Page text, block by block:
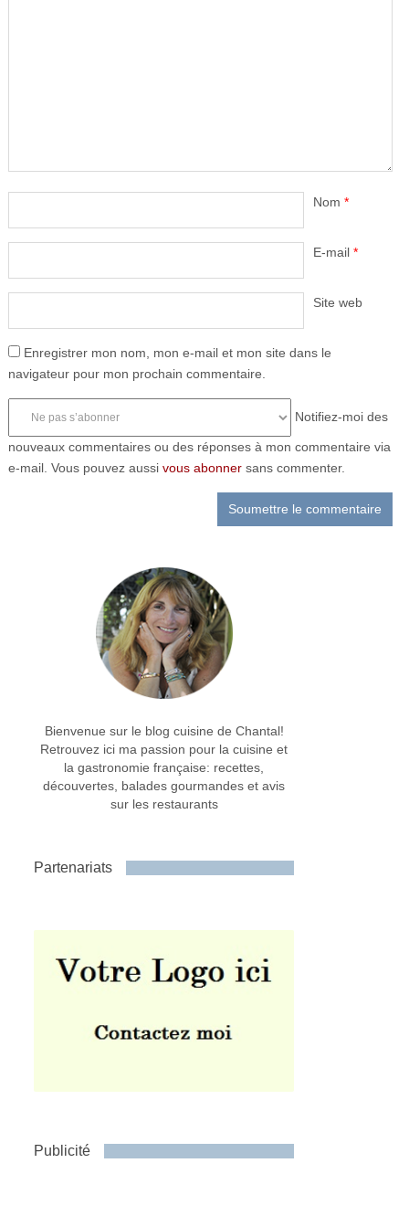
Nom *
E-mail *
Site web
Enregistrer mon nom, mon e-mail et mon site dans le
navigateur pour mon prochain commentaire.
Notifiez-moi des
nouveaux commentaires ou des réponses à mon commentaire via
e-mail. Vous pouvez aussi vous abonnersans commenter.
Bienvenue sur le blog cuisine de Chantal!
Retrouvez ici ma passion pour la cuisine et
la gastronomie française: recettes,
découvertes, balades gourmandes et avis
sur les restaurants
Partenariats
Publicité